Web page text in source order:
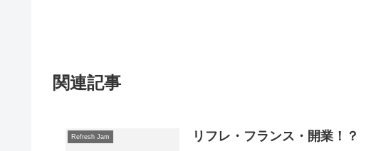
関連記事
Refresh Jam リフレ・フランス・開業！？